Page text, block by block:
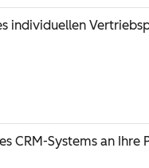
individuellen
CRM-Systems an Ihre